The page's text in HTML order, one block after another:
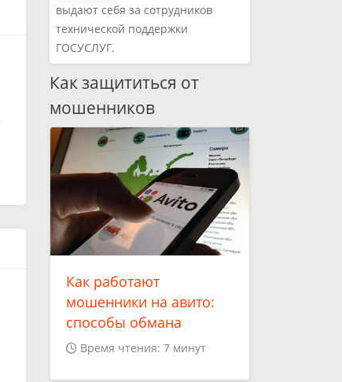
выдают себя за сотрудников
технической поддержки
ГОСУСЛУГ.
Как защититься от
мошенников
Как работают
мошенники на авито:
способы обмана
Время чтения: 7 минут